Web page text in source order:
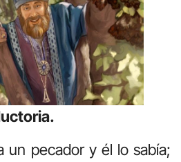
un pecador y él lo sabía;